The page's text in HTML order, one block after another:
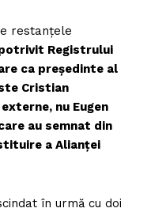
restanțele
Registrului
ca președinte al
Cristian
nu Eugen
au semnat din
a Alianței
în urmă cu doi